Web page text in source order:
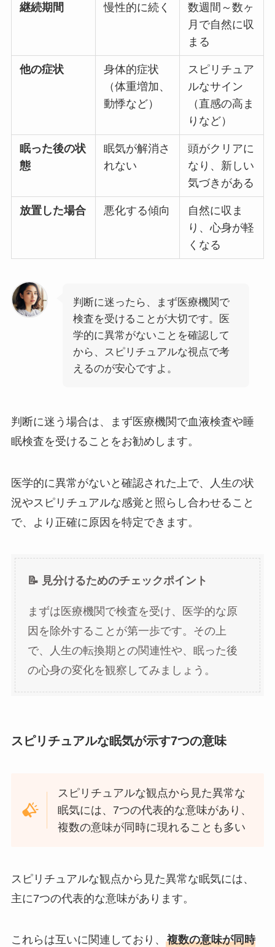
継続期間 慢性的に続く
数週間～数ヶ
月で自然に収
まる
他の症状
身体的症状
（体重増加、
動悸など）
スピリチュア
ルなサイン
（直感の高ま
りなど）
眠った後の状
態
眠気が解消さ
れない
頭がクリアに
なり、新しい
気づきがある
放置した場合 悪化する傾向
自然に収ま
り、心身が軽
くなる
判断に迷ったら、まず医療機関で
検査を受けることが大切です。医
学的に異常がないことを確認して
から、スピリチュアルな視点で考
えるのが安心ですよ。
判断に迷う場合は、まず医療機関で血液検査や睡
眠検査を受けることをお勧めします。
医学的に異常がないと確認された上で、人生の状
況やスピリチュアルな感覚と照らし合わせること
で、より正確に原因を特定できます。
📝 見分けるためのチェックポイント
まずは医療機関で検査を受け、医学的な原
因を除外することが第一歩です。その上
で、人生の転換期との関連性や、眠った後
の心身の変化を観察してみましょう。
スピリチュアルな眠気が示す7つの意味
スピリチュアルな観点から見た異常な
眠気には、7つの代表的な意味があり、
複数の意味が同時に現れることも多い
スピリチュアルな観点から見た異常な眠気には、
主に7つの代表的な意味があります。
これらは互いに関連しており、 複数の意味が同時